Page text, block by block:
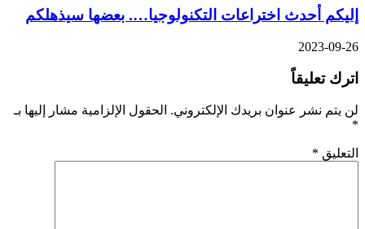
إليكم أحدث اختراعات التكنولوجيا…. بعضها سيذهلكم
2023-09-26
اترك تعليقاً
لن يتم نشر عنوان بريدك الإلكتروني. الحقول الإلزامية مشار إليها بـ
*
التعليق *